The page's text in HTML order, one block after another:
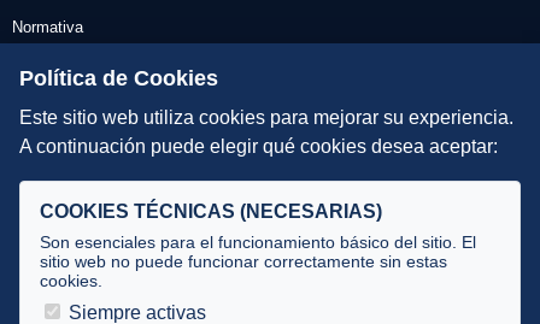
Normativa
Escuelas de Triatlón
DIRECCIÓN TÉCNICA
Selecciones
Tecnificación
JUECES Y OFICIALES
Política de Cookies
Este sitio web utiliza cookies para mejorar su experiencia.
A continuación puede elegir qué cookies desea aceptar:
COOKIES TÉCNICAS (NECESARIAS)
Son esenciales para el funcionamiento básico del sitio. El
sitio web no puede funcionar correctamente sin estas
cookies.
Siempre activas